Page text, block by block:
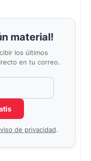
material!
los últimos
en tu correo.
este campo
de privacidad.